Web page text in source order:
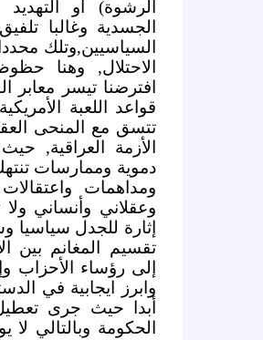
الرشوة) أو التهديد
الجسدية وغالبا
السياسيين,وتلك
الاحتلال, وهنا
افترضنا تيسر معابر
قواعد اللعبة
تتسق مع المنحى
الأزمة العراقية,
دموية وممارسات
ومداهمات
وعقلاني وأنساني
إثارة للجدل
تقسيم المغانم بين
إلى رؤساء الأحزاب
وابرز ايجابية في
أبدا حيث جرى
الحكومة وبالتالي لا